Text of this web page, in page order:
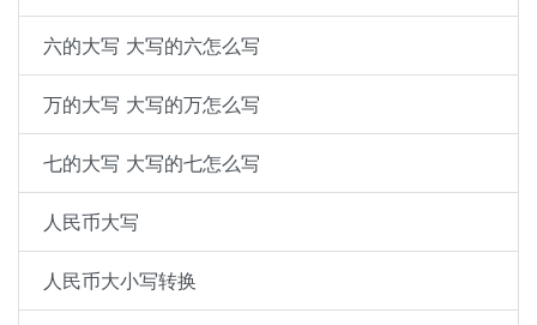
六的大写 大写的六怎么写
万的大写 大写的万怎么写
七的大写 大写的七怎么写
人民币大写
人民币大小写转换